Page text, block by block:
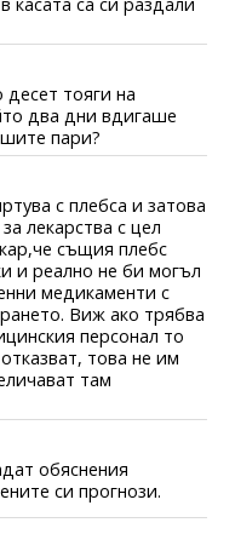
тояги на
два дни вдигаше
пари?
с плебса и затова
лекарства с цел
същия плебс
и реално не би могъл
медикаменти с
Виж ако трябва
персонал то
това не им
там
обяснения
си прогнози.